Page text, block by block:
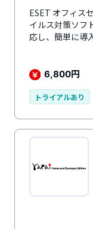
ESET オフィス
イルス対策ソフ
応し、簡単に導
6,800円
トライアルあり